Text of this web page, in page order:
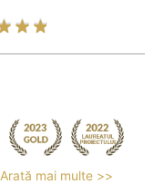
Arată mai multe >>